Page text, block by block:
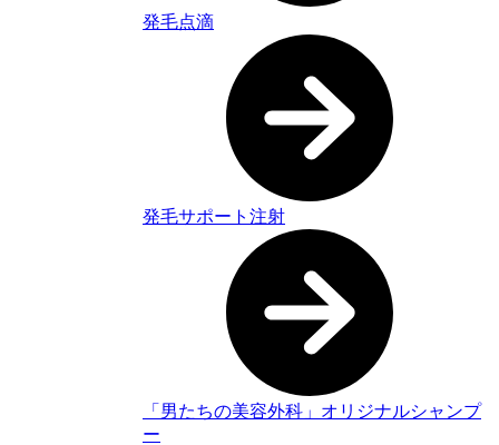
発毛点滴
発毛サポート注射
「男たちの美容外科」オリジナルシャンプ
ー